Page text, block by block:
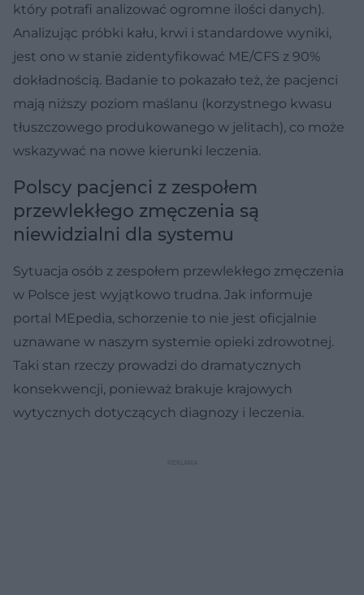
który potrafi analizować ogromne ilości danych).
Analizując próbki kału, krwi i standardowe wyniki,
jest ono w stanie zidentyfikować ME/CFS z 90%
dokładnością. Badanie to pokazało też, że pacjenci
mają niższy poziom maślanu (korzystnego kwasu
tłuszczowego produkowanego w jelitach), co może
wskazywać na nowe kierunki leczenia.
Polscy pacjenci z zespołem
przewlekłego zmęczenia są
niewidzialni dla systemu
Sytuacja osób z zespołem przewlekłego zmęczenia
w Polsce jest wyjątkowo trudna. Jak informuje
portal MEpedia, schorzenie to nie jest oficjalnie
uznawane w naszym systemie opieki zdrowotnej.
Taki stan rzeczy prowadzi do dramatycznych
konsekwencji, ponieważ brakuje krajowych
wytycznych dotyczących diagnozy i leczenia.